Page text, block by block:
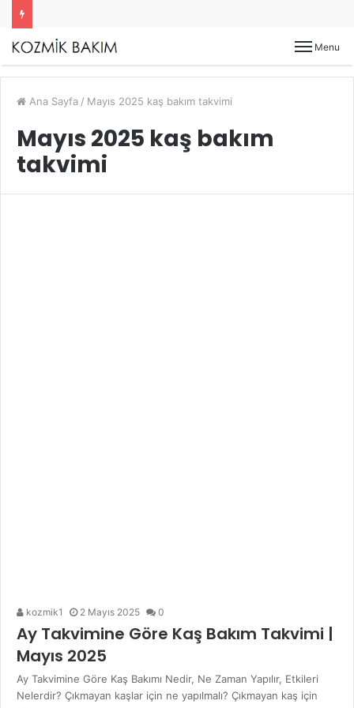
Menu
Ana Sayfa / Mayıs 2025 kaş bakım takvimi
Mayıs 2025 kaş bakım
takvimi
kozmik1 2 Mayıs 2025 0
Ay Takvimine Göre Kaş Bakım Takvimi |
Mayıs 2025
Ay Takvimine Göre Kaş Bakımı Nedir, Ne Zaman Yapılır, Etkileri
Nelerdir? Çıkmayan kaşlar için ne yapılmalı? Çıkmayan kaş için